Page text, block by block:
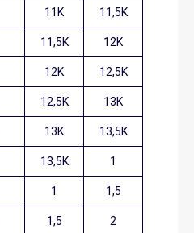
11K 11,5K
11,5K 12K
12K 12,5K
12,5K 13K
13K 13,5K
13,5K 1
1 1,5
1,5 2